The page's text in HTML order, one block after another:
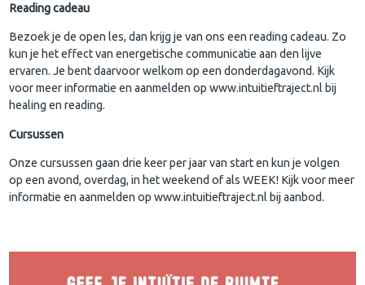
​​Reading cadeau
Bezoek je de open les, dan krijg je van ons een reading cadeau. Zo
kun je het effect van energetische communicatie aan den lijve
ervaren. Je bent daarvoor welkom op een donderdagavond. Kijk
voor meer informatie en aanmelden op www.intuitieftraject.nl bij
healing en reading.
Cursussen
Onze cursussen gaan drie keer per jaar van start en kun je volgen
op een avond, overdag, in het weekend of als WEEK! Kijk voor meer
informatie en aanmelden op www.intuitieftraject.nl bij aanbod.